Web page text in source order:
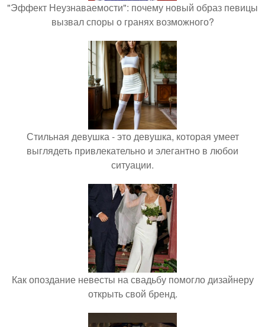
"Эффект Неузнаваемости": почему новый образ певицы
вызвал споры о гранях возможного?
Стильная девушка - это девушка, которая умеет
выглядеть привлекательно и элегантно в любои
ситуации.
Как опоздание невесты на свадьбу помогло дизайнеру
открыть свой бренд.